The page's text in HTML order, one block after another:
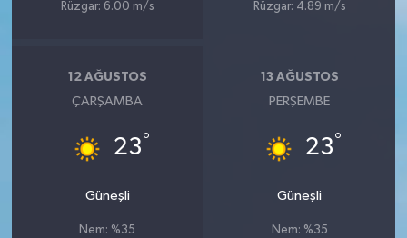
Rüzgar: 6.00 m/s
Rüzgar: 4.89 m/s
12 AĞUSTOS
ÇARŞAMBA
23°
Güneşli
Nem: %35
13 AĞUSTOS
PERŞEMBE
23°
Güneşli
Nem: %35